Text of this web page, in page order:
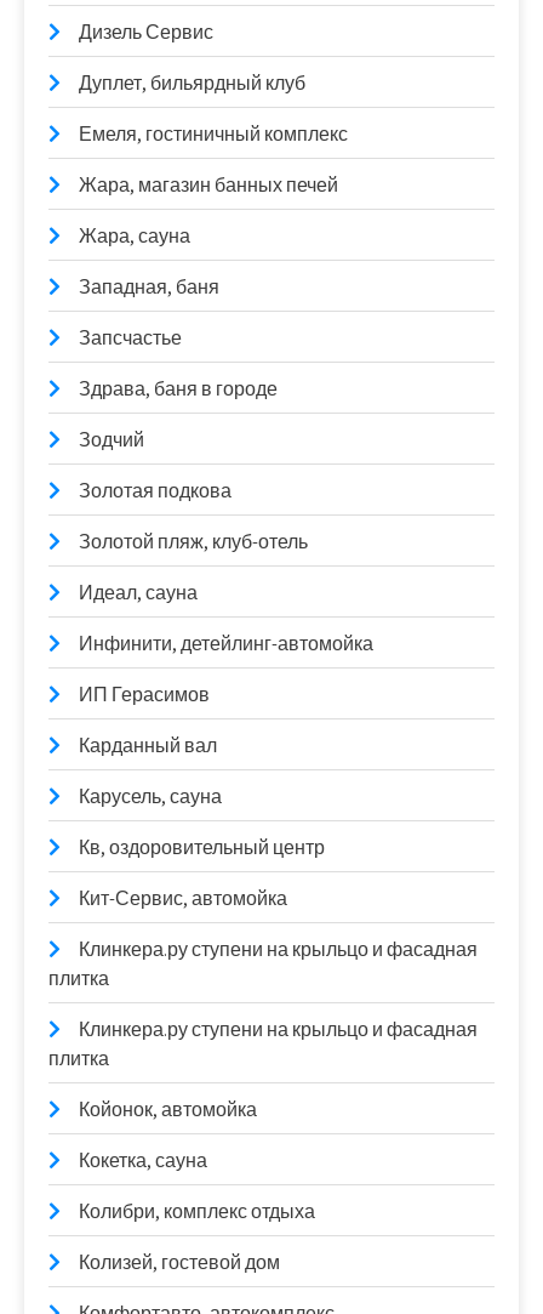
Дизель Сервис
Дуплет, бильярдный клуб
Емеля, гостиничный комплекс
Жара, магазин банных печей
Жара, сауна
Западная, баня
Запсчастье
Здрава, баня в городе
Зодчий
Золотая подкова
Золотой пляж, клуб-отель
Идеал, сауна
Инфинити, детейлинг-автомойка
ИП Герасимов
Карданный вал
Карусель, сауна
Кв, оздоровительный центр
Кит-Сервис, автомойка
Клинкера.ру ступени на крыльцо и фасадная
плитка
Клинкера.ру ступени на крыльцо и фасадная
плитка
Койонок, автомойка
Кокетка, сауна
Колибри, комплекс отдыха
Колизей, гостевой дом